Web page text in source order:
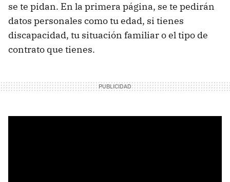
se te pidan. En la primera página, se te pedirán
datos personales como tu edad, si tienes
discapacidad, tu situación familiar o el tipo de
contrato que tienes.